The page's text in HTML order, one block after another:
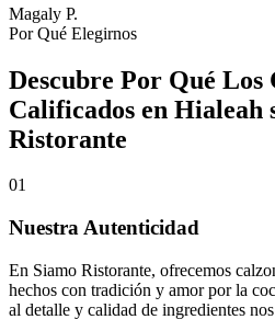
Magaly P.
Por Qué Elegirnos
Descubre Por Qué Los
Calificados en Hialeah
Ristorante
01
Nuestra Autenticidad
En Siamo Ristorante, ofrecemos
hechos con tradición y amor por la
al detalle y calidad de ingredientes